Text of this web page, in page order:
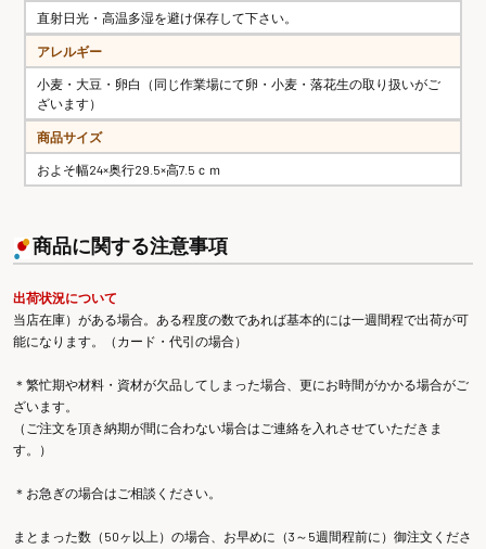
直射日光・高温多湿を避け保存して下さい。
アレルギー
小麦・大豆・卵白（同じ作業場にて卵・小麦・落花生の取り扱いがご
ざいます）
商品サイズ
およそ幅24×奥行29.5×高7.5ｃｍ
商品に関する注意事項
出荷状況について
当店在庫）がある場合。ある程度の数であれば基本的には一週間程で出荷が可
能になります。（カード・代引の場合）
＊繁忙期や材料・資材が欠品してしまった場合、更にお時間がかかる場合がご
ざいます。
（ご注文を頂き納期が間に合わない場合はご連絡を入れさせていただきま
す。）
＊お急ぎの場合はご相談ください。
まとまった数（50ヶ以上）の場合、お早めに（3～5週間程前に）御注文くださ